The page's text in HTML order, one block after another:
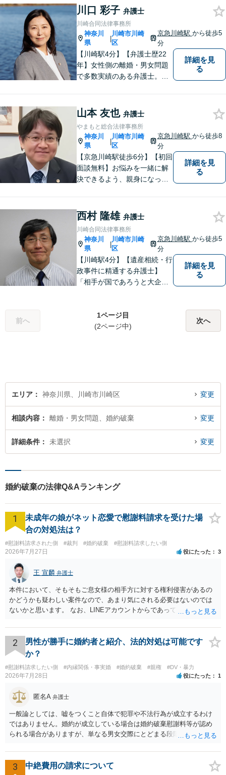
さい。
川口 彩子 弁護士
川崎合同法律事務所
神奈川
県
|
川崎市川崎
区
京急川崎駅 から徒歩5
分
【川崎駅4分】【弁護士歴22
年】女性側の離婚・男女問題
で多数実績のある弁護士。画
自覚を持ち、ご一緒に解決へ
の 道を考えてまいります。ま
ずはお気軽にご相談くださ
い！【子連れ相談OK】
詳細を見
る
山本 友也 弁護士
やまもと総合法律事務所
神奈川
県
|
川崎市川崎
区
京急川崎駅 から徒歩8
分
【京急川崎駅徒歩6分】【初回
面談無料】お悩みを一緒に解
決できるよう、親身になっ
事故／相続／離婚／労働／債
務整理／刑事事件／企業法務
など、幅広く対応。【当日／
夜間／休日対応可能】お気軽
にご相談下さい。
詳細を見
る
西村 隆雄 弁護士
川崎合同法律事務所
神奈川
県
|
川崎市川崎
区
京急川崎駅 から徒歩5
分
【川崎駅4分】【遺産相続・行
政事件に精通する弁護士】
「相手が国であろうと大企業
いく」ことがモットーです。
どんな事案でも、依頼者様の
詳細を見
る
前へ
1ページ目
(2ページ中)
次へ
エリア 神奈川県、川崎市川崎区 変更
相談内容 離婚・男女問題、婚約破棄 変更
詳細条件 未選択 変更
婚約破棄の法律Q&Aランキング
1
未成年の娘がネット恋愛で慰謝料請求を受けた場
合の対処法は？
#慰謝料請求された側 #裁判 #婚約破棄 #慰謝料請求したい側
2026年7月27日 役にたった 3
王 宣麟 弁護士
本件において、そもそもご息女様の相手方に対する権利侵害があるの
かどうかも疑わしい案件なので、あまり気にされる必要はないのでは
ないかと思います。 なお、LINEアカウントからであっても、そこに紐
るパターンはありえるものの、本件のような精神的損害が発生したと
明確にいえないような案件において開示がなされる可能性も低いので
はないかと推察します。
2
男性が勝手に婚約者と紹介、法的対処は可能です
か？
#慰謝料請求したい側 #内縁関係・事実婚 #婚約破棄 #親権 #DV・暴力
2026年7月28日 役にたった 1
匿名A 弁護士
一般論としては、嘘をつくこと自体で犯罪や不法行為が成立するわけ
ではありません。婚約が成立している場合は婚約破棄慰謝料等が認め
られる場合がありますが、単なる男女交際にとどまる段階の場合、独
慰謝料は生じないことが多いと思われます。 お怒りはごもっともです
が、仮に交際を進めたとしても後に相手を信頼できなくなる可能性が
3 中絶費用の請求について